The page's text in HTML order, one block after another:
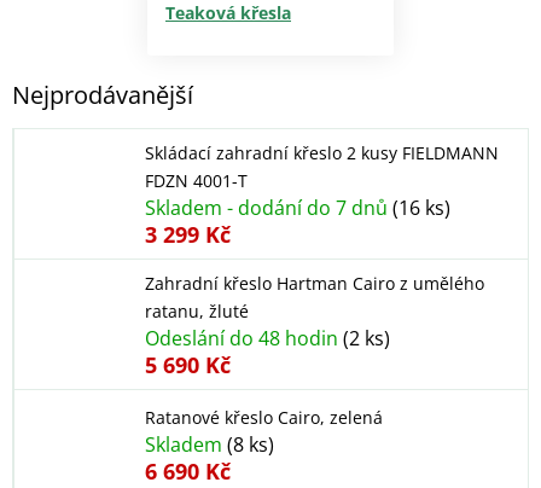
Teaková křesla
Nejprodávanější
Skládací zahradní křeslo 2 kusy FIELDMANN
FDZN 4001-T
Skladem - dodání do 7 dnů (16 ks)
3 299 Kč
Zahradní křeslo Hartman Cairo z umělého
ratanu, žluté
Odeslání do 48 hodin (2 ks)
5 690 Kč
Ratanové křeslo Cairo, zelená
Skladem (8 ks)
6 690 Kč